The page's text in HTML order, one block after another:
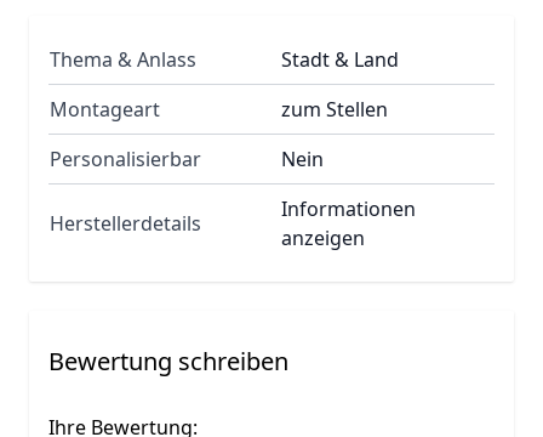
Thema & Anlass
Stadt & Land
Montageart
zum Stellen
Personalisierbar
Nein
Herstellerdetails
Informationen
anzeigen
Bewertung schreiben
Ihre Bewertung: